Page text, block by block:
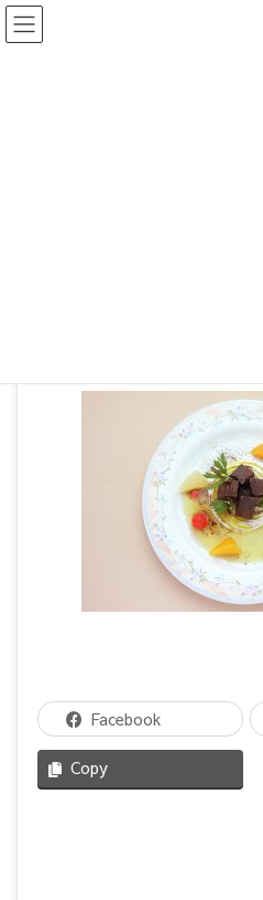
Facebook
Copy